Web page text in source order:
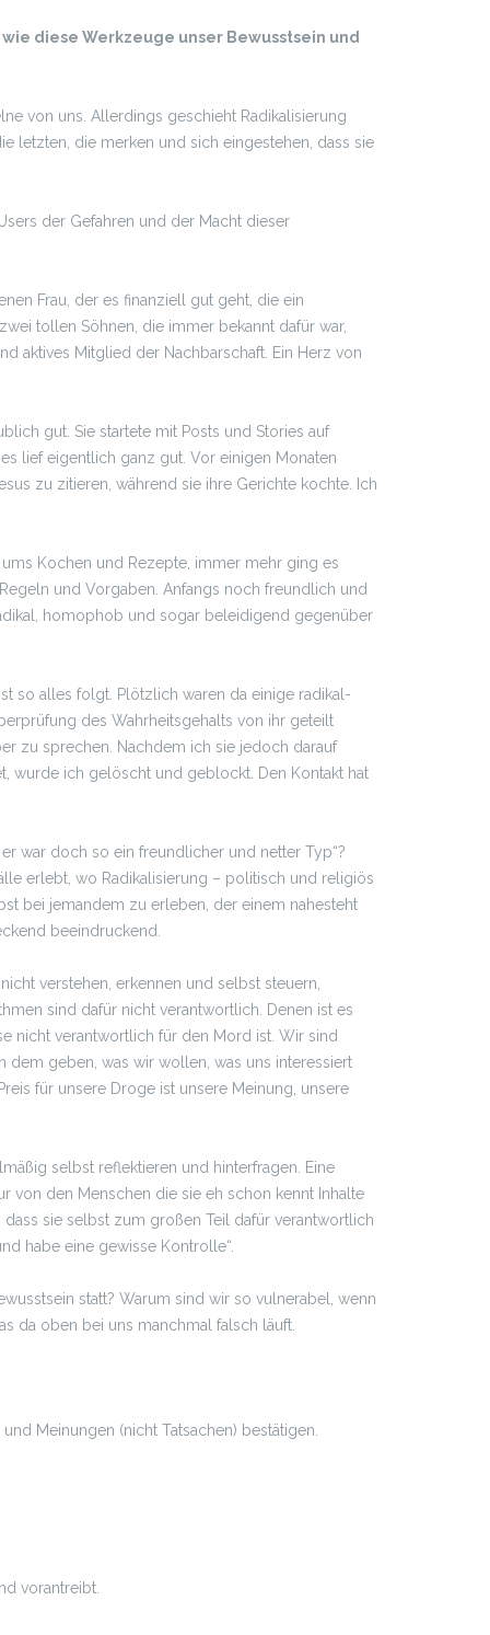
diese Werkzeuge unser Bewusstsein und
von uns. Allerdings geschieht Radikalisierung
letzten, die merken und sich eingestehen, dass sie
der Gefahren und der Macht dieser
Frau, der es finanziell gut geht, die ein
tollen Söhnen, die immer bekannt dafür war,
aktives Mitglied der Nachbarschaft. Ein Herz von
gut. Sie startete mit Posts und Stories auf
lief eigentlich ganz gut. Vor einigen Monaten
zu zitieren, während sie ihre Gerichte kochte. Ich
Kochen und Rezepte, immer mehr ging es
und Vorgaben. Anfangs noch freundlich und
homophob und sogar beleidigend gegenüber
so alles folgt. Plötzlich waren da einige radikal-
des Wahrheitsgehalts von ihr geteilt
zu sprechen. Nachdem ich sie jedoch darauf
wurde ich gelöscht und geblockt. Den Kontakt hat
war doch so ein freundlicher und netter Typ“?
erlebt, wo Radikalisierung – politisch und religiös
bei jemandem zu erleben, der einem nahesteht
beeindruckend.
verstehen, erkennen und selbst steuern,
sind dafür nicht verantwortlich. Denen ist es
nicht verantwortlich für den Mord ist. Wir sind
geben, was wir wollen, was uns interessiert
für unsere Droge ist unsere Meinung, unsere
selbst reflektieren und hinterfragen. Eine
von den Menschen die sie eh schon kennt Inhalte
sie selbst zum großen Teil dafür verantwortlich
habe eine gewisse Kontrolle“.
statt? Warum sind wir so vulnerabel, wenn
da oben bei uns manchmal falsch läuft.
Meinungen (nicht Tatsachen) bestätigen.
vorantreibt.